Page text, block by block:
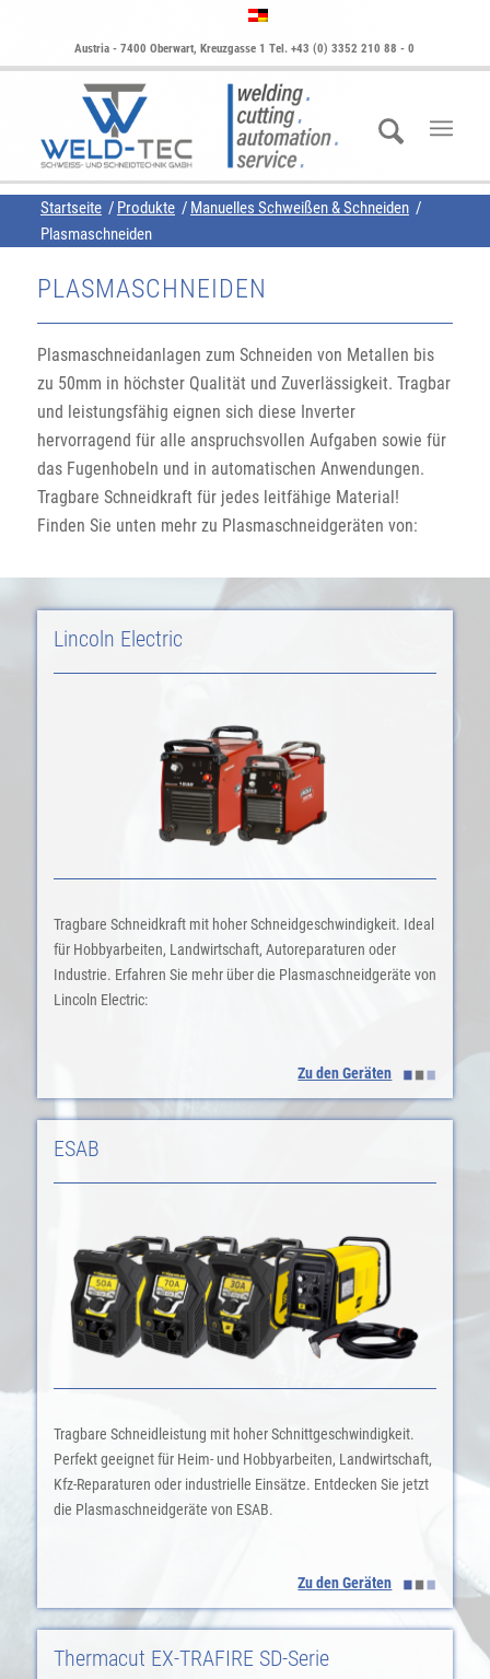
Austria - 7400 Oberwart, Kreuzgasse 1 Tel. +43 (0) 3352 210 88 - 0
Startseite / Produkte / Manuelles Schweißen & Schneiden /
Plasmaschneiden
PLASMASCHNEIDEN
Plasmaschneidanlagen zum Schneiden von Metallen bis
zu 50mm in höchster Qualität und Zuverlässigkeit. Tragbar
und leistungsfähig eignen sich diese Inverter
hervorragend für alle anspruchsvollen Aufgaben sowie für
das Fugenhobeln und in automatischen Anwendungen.
Tragbare Schneidkraft für jedes leitfähige Material!
Finden Sie unten mehr zu Plasmaschneidgeräten von:
Lincoln Electric
Tragbare Schneidkraft mit hoher Schneidgeschwindigkeit. Ideal
für Hobbyarbeiten, Landwirtschaft, Autoreparaturen oder
Industrie. Erfahren Sie mehr über die Plasmaschneidgeräte von
Lincoln Electric:
Zu den Geräten
ESAB
Tragbare Schneidleistung mit hoher Schnittgeschwindigkeit.
Perfekt geeignet für Heim- und Hobbyarbeiten, Landwirtschaft,
Kfz-Reparaturen oder industrielle Einsätze. Entdecken Sie jetzt
die Plasmaschneidgeräte von ESAB.
Zu den Geräten
Thermacut EX-TRAFIRE SD-Serie